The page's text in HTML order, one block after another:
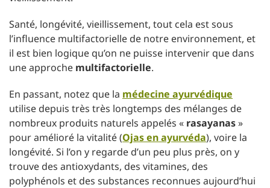
Santé, longévité, vieillissement, tout cela est sous
l’influence multifactorielle de notre environnement, et
il est bien logique qu’on ne puisse intervenir que dans
une approche multifactorielle.
En passant, notez que la médecine ayurvédique
utilise depuis très très longtemps des mélanges de
nombreux produits naturels appelés « rasayanas»
pour amélioré la vitalité (Ojas en ayurvéda), voire la
longévité. Si l’on y regarde d’un peu plus près, on y
trouve des antioxydants, des vitamines, des
polyphénols et des substances reconnues aujourd’hui